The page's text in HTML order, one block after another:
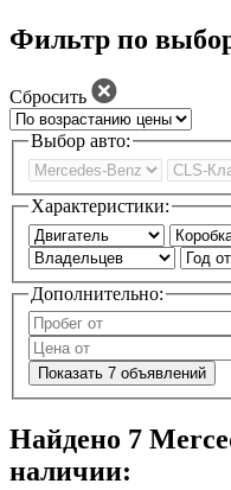
Фильтр по
Сбросить
Выбор авто:
Характеристики:
Дополнительно:
Показать 7 объявлений
Найдено 7
наличии: